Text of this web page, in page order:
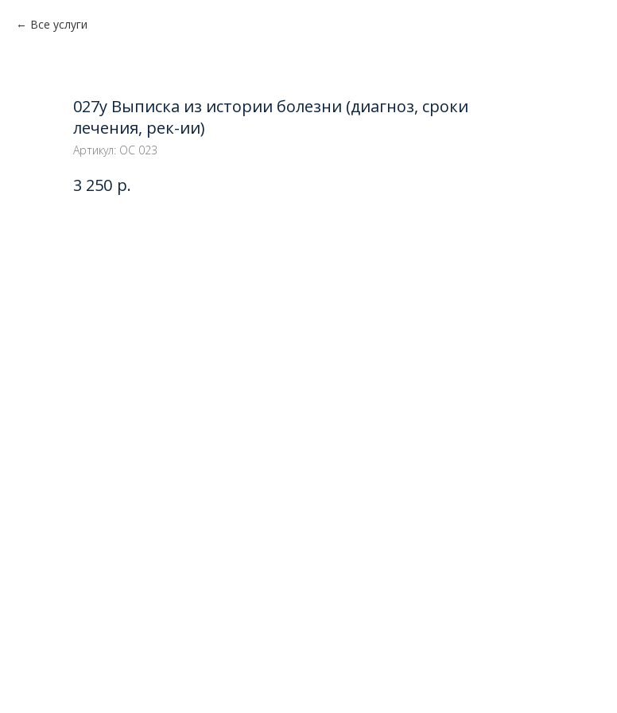
Все услуги
027у Выписка из истории болезни (диагноз, сроки
лечения, рек-ии)
Артикул: ОС 023
3 250 р.